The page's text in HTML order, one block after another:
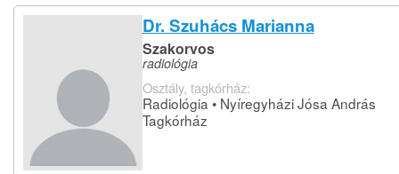
Dr. Szuhács Marianna
Szakorvos
radiológia
Osztály, tagkórház:
Radiológia • Nyíregyházi Jósa András
Tagkórház